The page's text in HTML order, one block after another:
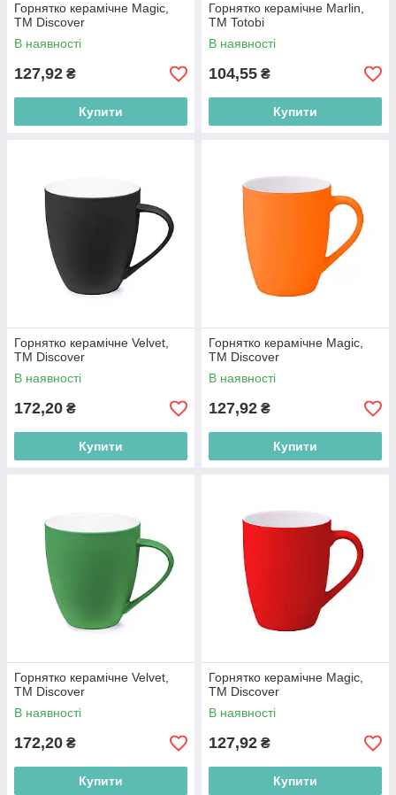
Горнятко керамічне Magic,
ТМ Discover
В наявності
127,92 ₴
Купити
Горнятко керамічне Marlin,
TM Totobі
В наявності
104,55 ₴
Купити
Горнятко керамічне Velvet,
ТМ Discover
В наявності
172,20 ₴
Купити
Горнятко керамічне Magic,
ТМ Discover
В наявності
127,92 ₴
Купити
Горнятко керамічне Velvet,
ТМ Discover
В наявності
172,20 ₴
Купити
Горнятко керамічне Magic,
ТМ Discover
В наявності
127,92 ₴
Купити